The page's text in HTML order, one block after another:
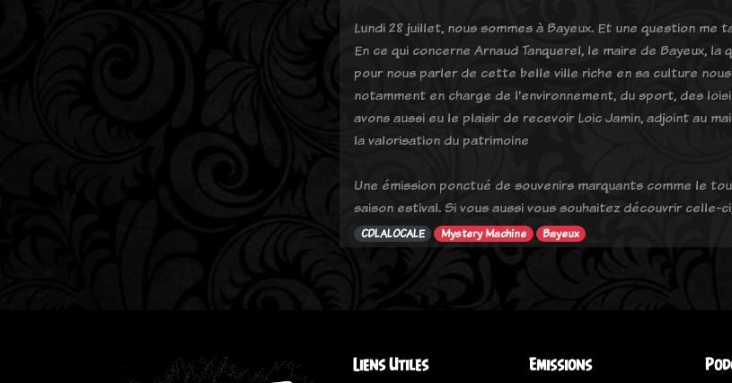
Lundi 28 juillet, nous sommes à Bayeux. Et une question me
En ce qui concerne Arnaud Tanquerel, le maire de Bayeux,
pour nous parler de cette belle ville riche en sa culture
notamment en charge de l'environnement, du sport, des
avons aussi eu le plaisir de recevoir Loic Jamin, adjoint au
la valorisation du patrimoine
Une émission ponctué de souvenirs marquants comme le
saison estival. Si vous aussi vous souhaitez découvrir celle-
CDLALOCALE Mystery Machine Bayeux
Liens Utiles Emissions